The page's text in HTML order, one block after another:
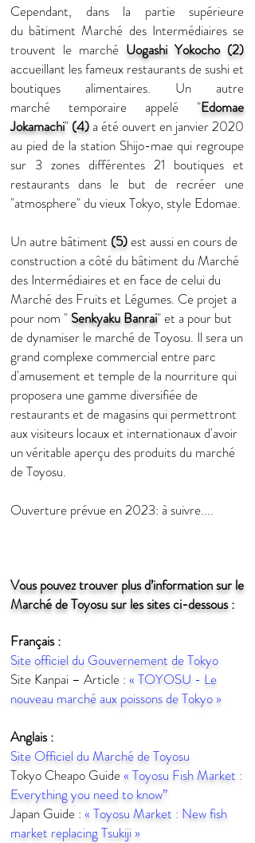
Cependant, dans la partie supérieure
du bâtiment Marché des Intermédiaires se
trouvent le marché Uogashi Yokocho (2)
accueillant les fameux restaurants de sushi et
boutiques alimentaires. Un autre
marché temporaire appelé "Edomae
Jokamachi" (4)a étéouvert en janvier 2020
au pied de la station Shijo-mae qui regroupe
sur 3 zones différentes 21 boutiques et
restaurants dans le but de recréerune
"atmosphere" du vieux Tokyo, style Edomae.
Un autre bâtiment (5)est aussi en cours de
construction a côté du bâtiment du Marché
des Intermédiaires et en face de celui du
Marché des Fruits et Légumes. Ce projet a
pour nom " Senkyaku Banrai" et a pour but
de dynamiser le marché de Toyosu. Il sera un
grand complexe commercial entre parc
d'amusement et temple de la nourriture qui
proposera une gamme diversifiée de
restaurants et de magasins qui permettront
aux visiteurs locaux et internationaux d'avoir
un véritable aperçu des produits du marché
de Toyosu.
Ouverture prévue en 2023: à suivre....
Vous pouvez trouver plus d’information sur le
Marché de Toyosu sur les sites ci-dessous :
Français :
Site officiel du Gouvernement de Tokyo
Site Kanpai – Article : « TOYOSU - Le
nouveau marché aux poissons de Tokyo »
Anglais :
Site Officiel du Marché de Toyosu
Tokyo Cheapo Guide « Toyosu Fish Market :
Everything you need to know”
Japan Guide : « Toyosu Market : New fish
market replacing Tsukiji »